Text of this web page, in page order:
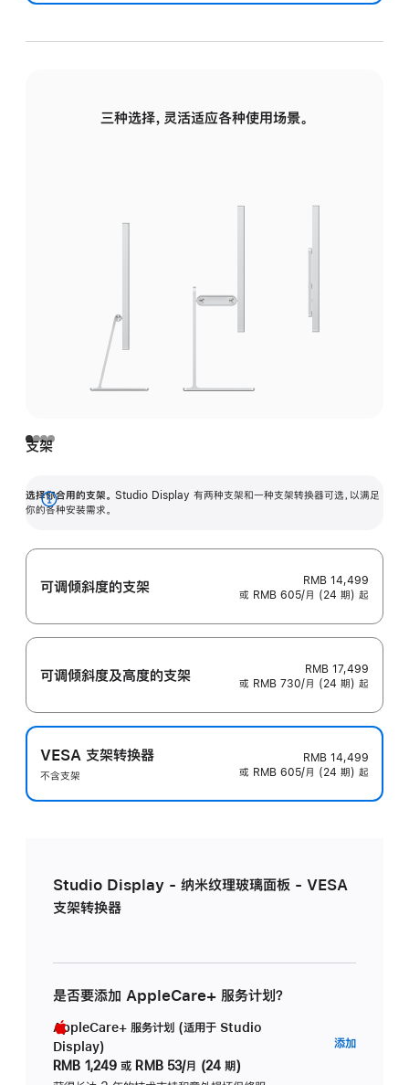
三种选择，灵活适应各种使用场景。
支架
选择你合用的支架。 Studio Display 有两种支架和一种支架转换器可选，以满足
你的各种安装需求。
展
可调倾斜度的支架
RMB 14,499
或 RMB 605/月 (24 期) 起
可调倾斜度及高‍度的支‍架
RMB 17,499
或 RMB 730/月 (24 期) 起
VESA 支架转换器
不含支架
RMB 14,499
或 RMB 605/月 (24 期) 起
Studio Display - 纳米纹理玻璃面板 - VESA
支架转换器
是否要添加 AppleCare+ 服务计划？
AppleCare+ 服务计划 (适用于 Studio
Display)
RMB 1,249 或 RMB 53/月 (24 期)
添加